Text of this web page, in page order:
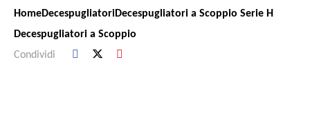
HomeDecespugliatoriDecespugliatori a Scoppio Serie H
Decespugliatori a Scoppio
Condividi